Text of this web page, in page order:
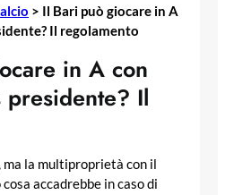
> Il Bari può giocare in A
Il regolamento
in A con
presidente? Il
ma la multiproprietà con il
accadrebbe in caso di